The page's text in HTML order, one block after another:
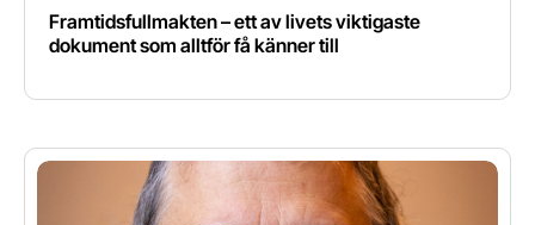
Framtidsfullmakten – ett av livets viktigaste
dokument som alltför få känner till